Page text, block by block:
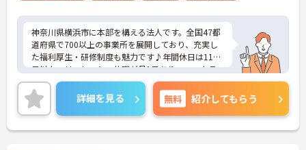
【有資格者のキャリアパス！手厚いチューター制度
と多彩な研修で専門性を高めます 】
・入社後1年間は専門のチューター（指導担当者）
がマンツーマンで手厚くフォローするため新しい環
境でも安心です
・資格手当の支給や公的資格取得・自己啓発支援制
度を通じて有資格者のさらなるステップアップを後
押しします
・階層別研修や所属先以外の事業所で行う交換研修
など豊富な教育プログラムで専門職としての成長を
神奈川県横浜市に本部を構える法人です。全国47都
道府県で700以上の事業所を展開しており、充実し
た福利厚生・研修制度も魅力です♪年間休日は110
日以上、リフレッシュ休暇が月1日あり、ワークラ
イフバランスを重視される方にもおすすめです。ご
興味のある方には、面接対策ポイントなど、さらに
詳細をお話しいたしますのでお気軽にご相談くださ
い！
詳細を見る 無料 紹介してもらう